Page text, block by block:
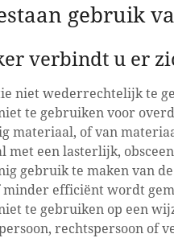
gebruik
verbindt u er
niet wederrechtelijk te
te gebruiken voor
materiaal, of van
met een lasterlijk,
gebruik te maken van
minder efficiënt wordt
te gebruiken op een
rechtspersoon of